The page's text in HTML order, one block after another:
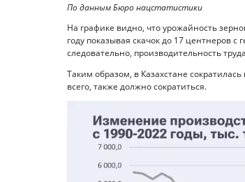
По данным Бюро нацстатистики
На графике видно, что урожайность
году показывая скачок до 17 центнеров
следовательно, производительность
Таким образом, в Казахстане
всего, также должно сократиться.